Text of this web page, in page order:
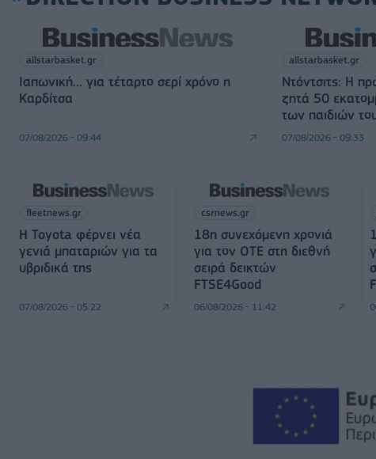
allstarbasket.gr
Ιαπωνική... για τέταρτο σερί χρόνο η
Καρδίτσα
07/08/2026 - 09:44
allstarbasket.gr
Ντόντσιτς: Η
ζητά 50
των παιδιών
07/08/2026 - 09:33
fleetnews.gr
Η Toyota φέρνει νέα
γενιά μπαταριών για τα
υβριδικά της
07/08/2026 - 05:22
csrnews.gr
18η συνεχόμενη χρονιά
για τον ΟΤΕ στη διεθνή
σειρά δεικτών
FTSE4Good
06/08/2026 - 11:42